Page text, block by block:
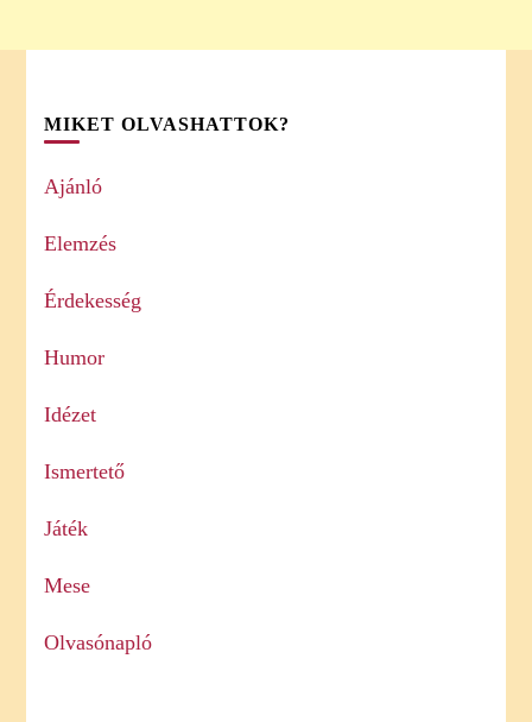
MIKET OLVASHATTOK?
Ajánló
Elemzés
Érdekesség
Humor
Idézet
Ismertető
Játék
Mese
Olvasónapló